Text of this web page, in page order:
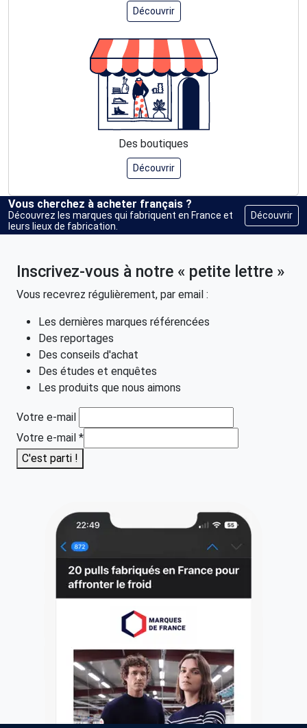
Découvrir
Des boutiques
Découvrir
Vous cherchez à acheter français ?
Découvrez les marques qui fabriquent en France et
leurs lieux de fabrication.
Découvrir
Inscrivez-vous à notre « petite lettre »
Vous recevrez régulièrement, par email :
Les dernières marques référencées
Des reportages
Des conseils d'achat
Des études et enquêtes
Les produits que nous aimons
Votre e-mail
Votre e-mail *
C'est parti !